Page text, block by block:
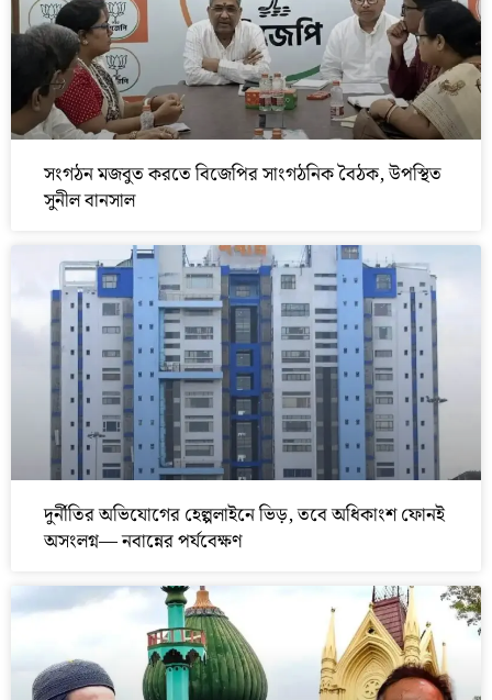
সংগঠন মজবুত করতে বিজেপির সাংগঠনিক বৈঠক, উপস্থিত
সুনীল বানসাল
দুর্নীতির অভিযোগের হেল্পলাইনে ভিড়, তবে অধিকাংশ ফোনই
অসংলগ্ন— নবান্নের পর্যবেক্ষণ